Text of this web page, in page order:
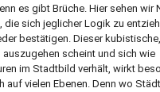
es gibt Brüche. Hier sehen wir
die sich jeglicher Logik zu
bestätigen. Dieser
scheint und sich wie
im Stadtbild verhält, wirkt
auf vielen Ebenen. Denn wo